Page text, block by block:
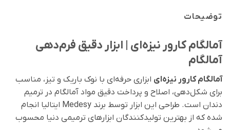
توضیحات
آمالگام کارور نیزه‌ای | ابزار دقیق فرم‌دهی
آمالگام
آمالگام کارور نیزه‌ای ابزاری حرفه‌ای با نوک باریک و تیز، مناسب
برای شکل‌دهی، اصلاح و پرداخت دقیق مواد آمالگام در ترمیم
دندان است. طراحی این ابزار توسط برند Medesy ایتالیا انجام
شده که از بهترین تولیدکنندگان ابزارهای ترمیمی دنیا محسوب